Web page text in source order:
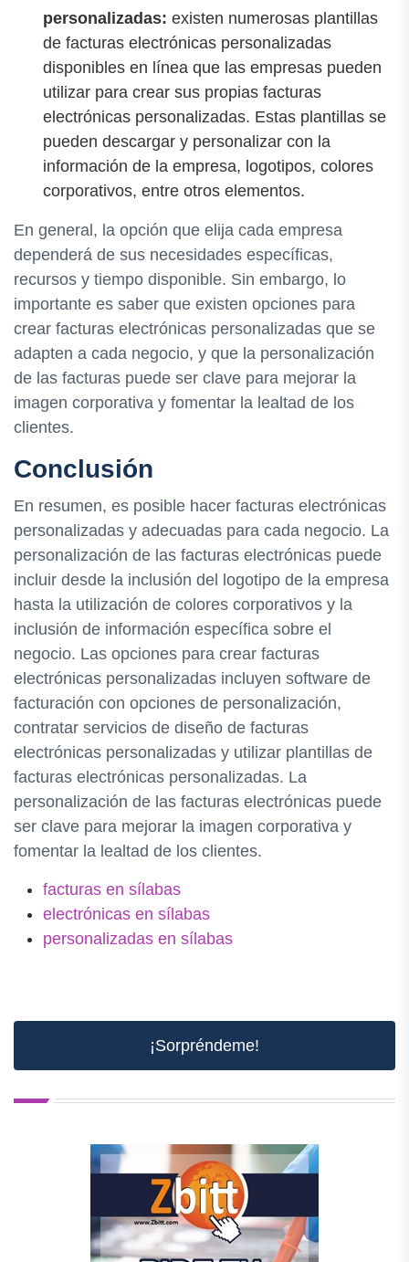
personalizadas: existen numerosas plantillas
de facturas electrónicas personalizadas
disponibles en línea que las empresas pueden
utilizar para crear sus propias facturas
electrónicas personalizadas. Estas plantillas se
pueden descargar y personalizar con la
información de la empresa, logotipos, colores
corporativos, entre otros elementos.
En general, la opción que elija cada empresa
dependerá de sus necesidades específicas,
recursos y tiempo disponible. Sin embargo, lo
importante es saber que existen opciones para
crear facturas electrónicas personalizadas que se
adapten a cada negocio, y que la personalización
de las facturas puede ser clave para mejorar la
imagen corporativa y fomentar la lealtad de los
clientes.
Conclusión
En resumen, es posible hacer facturas electrónicas
personalizadas y adecuadas para cada negocio. La
personalización de las facturas electrónicas puede
incluir desde la inclusión del logotipo de la empresa
hasta la utilización de colores corporativos y la
inclusión de información específica sobre el
negocio. Las opciones para crear facturas
electrónicas personalizadas incluyen software de
facturación con opciones de personalización,
contratar servicios de diseño de facturas
electrónicas personalizadas y utilizar plantillas de
facturas electrónicas personalizadas. La
personalización de las facturas electrónicas puede
ser clave para mejorar la imagen corporativa y
fomentar la lealtad de los clientes.
facturas en sílabas
electrónicas en sílabas
personalizadas en sílabas
¡Sorpréndeme!